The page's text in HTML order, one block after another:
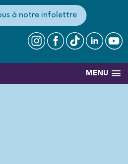
à notre infolettre
MENU